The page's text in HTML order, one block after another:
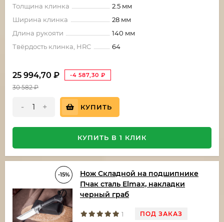
Толщина клинка
2.5 мм
Ширина клинка
28 мм
Длина рукояти
140 мм
Твёрдость клинка, HRC
64
25 994,70 ₽ -4 587,30 ₽
30 582₽
- + КУПИТЬ
КУПИТЬ В 1 КЛИК
-15%
Нож Складной на подшипнике
Пчак сталь Elmax, накладки
черный граб
1
ПОД ЗАКАЗ